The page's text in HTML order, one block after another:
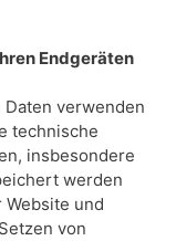
Endgeräten
Daten verwenden
technische
insbesondere
werden
und
von